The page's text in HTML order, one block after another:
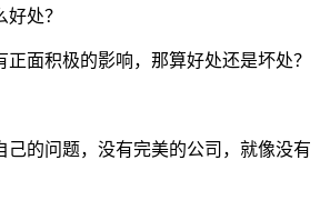
处？
面积极的影响，那算好处还是坏处？
己的问题，没有完美的公司，就像没有